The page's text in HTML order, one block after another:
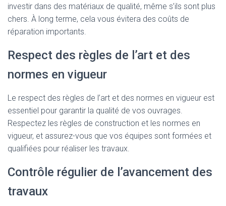
investir dans des matériaux de qualité, même s’ils sont plus
chers. À long terme, cela vous évitera des coûts de
réparation importants.
Respect des règles de l’art et des
normes en vigueur
Le respect des règles de l’art et des normes en vigueur est
essentiel pour garantir la qualité de vos ouvrages.
Respectez les règles de construction et les normes en
vigueur, et assurez-vous que vos équipes sont formées et
qualifiées pour réaliser les travaux.
Contrôle régulier de l’avancement des
travaux